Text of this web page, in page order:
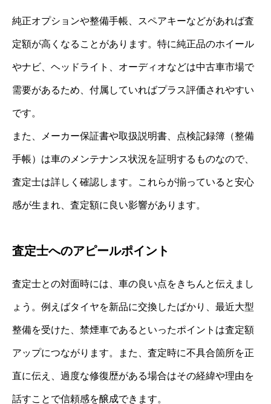
純正オプションや整備手帳、スペアキーなどがあれば査
定額が高くなることがあります。特に純正品のホイール
やナビ、ヘッドライト、オーディオなどは中古車市場で
需要があるため、付属していればプラス評価されやすい
です。
また、メーカー保証書や取扱説明書、点検記録簿（整備
手帳）は車のメンテナンス状況を証明するものなので、
査定士は詳しく確認します。これらが揃っていると安心
感が生まれ、査定額に良い影響があります。
査定士へのアピールポイント
査定士との対面時には、車の良い点をきちんと伝えまし
ょう。例えばタイヤを新品に交換したばかり、最近大型
整備を受けた、禁煙車であるといったポイントは査定額
アップにつながります。また、査定時に不具合箇所を正
直に伝え、過度な修復歴がある場合はその経緯や理由を
話すことで信頼感を醸成できます。